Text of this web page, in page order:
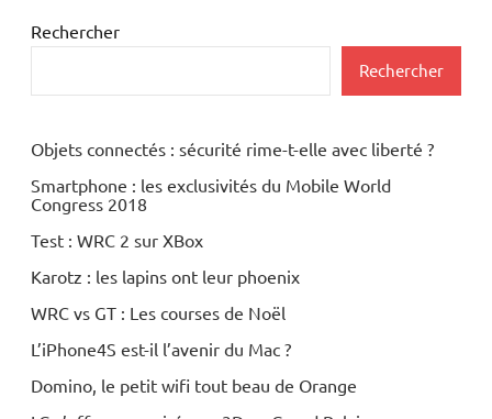
Rechercher
Rechercher
Objets connectés : sécurité rime-t-elle avec liberté ?
Smartphone : les exclusivités du Mobile World
Congress 2018
Test : WRC 2 sur XBox
Karotz : les lapins ont leur phoenix
WRC vs GT : Les courses de Noël
L’iPhone4S est-il l’avenir du Mac ?
Domino, le petit wifi tout beau de Orange